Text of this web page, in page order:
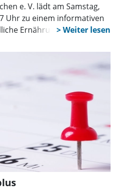
e. V. lädt am Samstag,
Uhr zu einem informativen
Ernährung und
Veranstaltung findet in
Straße 20 in Obernkirchen,